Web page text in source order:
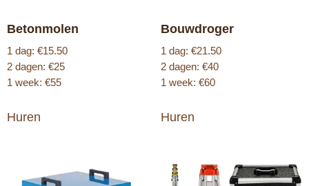
Betonmolen
1 dag: €15.50
2 dagen: €25
1 week: €55
Huren
Bouwdroger
1 dag: €21.50
2 dagen: €40
1 week: €60
Huren